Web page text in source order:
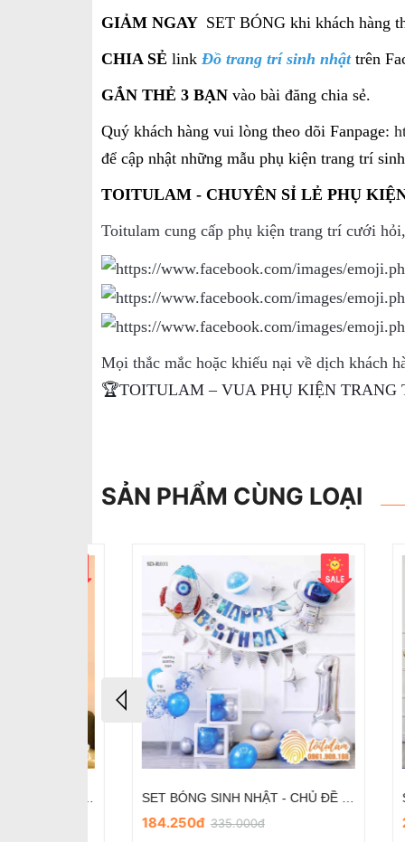
GIẢM NGAY SET BÓNG khi khách hàng
CHIA SẺ link Đồ trang trí sinh nhậttrên
GẮN THẺ 3 BẠN vào bài đăng chia sẻ.
Quý khách hàng vui lòng theo dõi Fanpage:
để cập nhật những mẫu phụ kiện trang trí
TOITULAM - CHUYÊN SỈ LẺ PHỤ
Toitulam cung cấp phụ kiện trang trí cưới
Mọi thắc mắc hoặc khiếu nại về dịch khách
🏆TOITULAM – VUA PHỤ KIỆN
SẢN PHẨM CÙNG LOẠI
SET BÓNG SINH NHẬT - CHỦ ĐỀ PHI HÀNH GIA SD-R012
184.250đ335.000đ